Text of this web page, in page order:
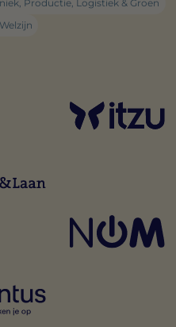
Productie, Logistiek & Groen